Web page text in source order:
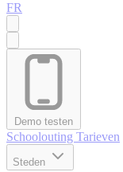
FR
Demo testen
Schoolouting Tarieven
Steden